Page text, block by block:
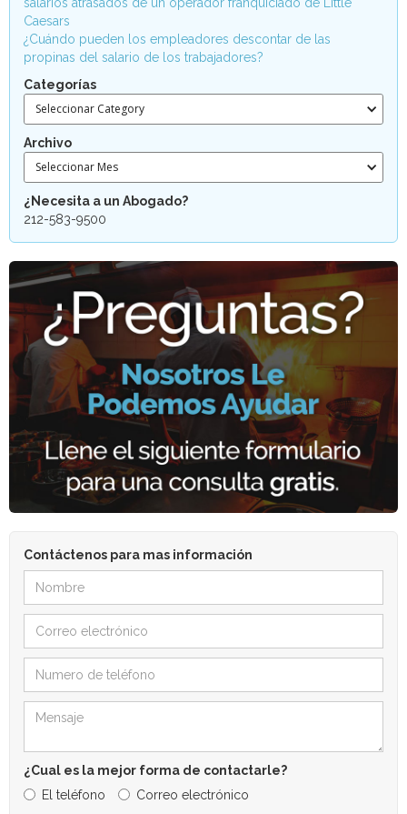
Caesars
¿Cuándo pueden los empleadores descontar de las
propinas del salario de los trabajadores?
Categorías
Seleccionar Category
Archivo
Seleccionar Mes
¿Necesita a un Abogado?
212-583-9500
Contáctenos para mas información
¿Cual es la mejor forma de contactarle?
El teléfono
Correo electrónico